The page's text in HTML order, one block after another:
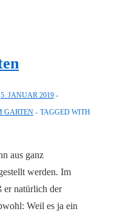
5. JANUAR 2019
GARTEN
TAGGED WITH
aus ganz
werden. Im
er natürlich der
Weil es ja ein